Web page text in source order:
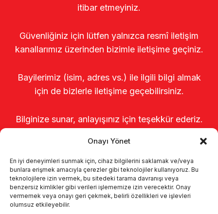
Onayı Yönet
En iyi deneyimleri sunmak için, cihaz bilgilerini saklamak ve/veya
bunlara erişmek amacıyla çerezler gibi teknolojiler kullanıyoruz. Bu
teknolojilere izin vermek, bu sitedeki tarama davranışı veya
benzersiz kimlikler gibi verileri işlememize izin verecektir. Onay
vermemek veya onayı geri çekmek, belirli özellikleri ve işlevleri
olumsuz etkileyebilir.
itibar etmeyiniz.
Güvenliğiniz için lütfen yalnızca resmî iletişim
kanallarımız üzerinden bizimle iletişime geçiniz.
Bayilerimiz (isim, adres vs.) ile ilgili bilgi almak
için de bizlerle iletişime geçebilirsiniz.
Bilginize sunar, anlayışınız için teşekkür ederiz.